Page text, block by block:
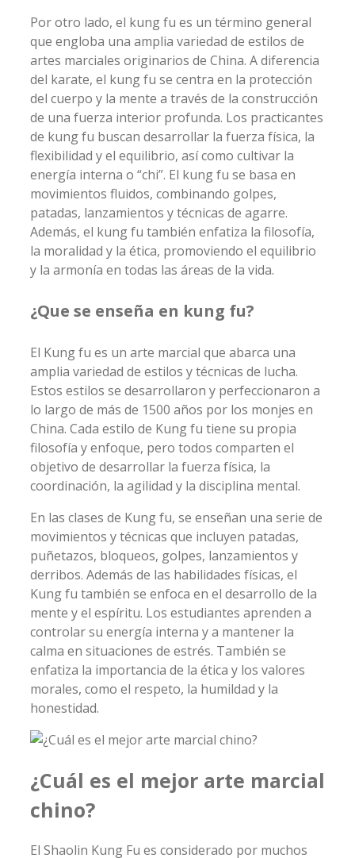
Por otro lado, el kung fu es un término general
que engloba una amplia variedad de estilos de
artes marciales originarios de China. A diferencia
del karate, el kung fu se centra en la protección
del cuerpo y la mente a través de la construcción
de una fuerza interior profunda. Los practicantes
de kung fu buscan desarrollar la fuerza física, la
flexibilidad y el equilibrio, así como cultivar la
energía interna o “chi”. El kung fu se basa en
movimientos fluidos, combinando golpes,
patadas, lanzamientos y técnicas de agarre.
Además, el kung fu también enfatiza la filosofía,
la moralidad y la ética, promoviendo el equilibrio
y la armonía en todas las áreas de la vida.
¿Que se enseña en kung fu?
El Kung fu es un arte marcial que abarca una
amplia variedad de estilos y técnicas de lucha.
Estos estilos se desarrollaron y perfeccionaron a
lo largo de más de 1500 años por los monjes en
China. Cada estilo de Kung fu tiene su propia
filosofía y enfoque, pero todos comparten el
objetivo de desarrollar la fuerza física, la
coordinación, la agilidad y la disciplina mental.
En las clases de Kung fu, se enseñan una serie de
movimientos y técnicas que incluyen patadas,
puñetazos, bloqueos, golpes, lanzamientos y
derribos. Además de las habilidades físicas, el
Kung fu también se enfoca en el desarrollo de la
mente y el espíritu. Los estudiantes aprenden a
controlar su energía interna y a mantener la
calma en situaciones de estrés. También se
enfatiza la importancia de la ética y los valores
morales, como el respeto, la humildad y la
honestidad.
¿Cuál es el mejor arte marcial
chino?
El Shaolin Kung Fu es considerado por muchos